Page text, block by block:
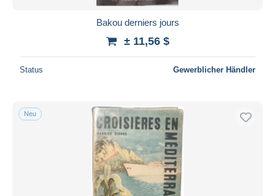
Bakou derniers jours
± 11,56 $
Status Gewerblicher Händler
Neu